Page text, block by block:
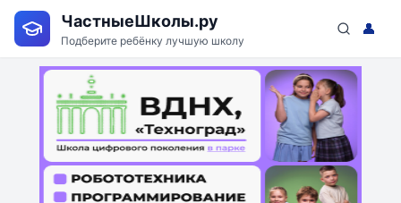
ЧастныеШколы.ру
Подберите ребёнку лучшую школу
👤